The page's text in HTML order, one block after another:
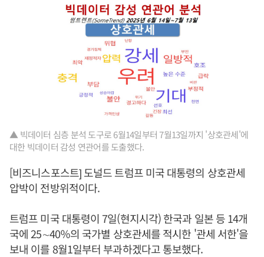
▲ 빅데이터 심층 분석 도구로 6월14일부터 7월13일까지 '상호관세'에
대한 빅데이터 감성 연관어를 도출했다.
[비즈니스포스트] 도널드 트럼프 미국 대통령의 상호관세
압박이 전방위적이다.
트럼프 미국 대통령이 7일(현지시각) 한국과 일본 등 14개
국에 25∼40％의 국가별 상호관세를 적시한 '관세 서한'을
보내 이를 8월1일부터 부과하겠다고 통보했다.